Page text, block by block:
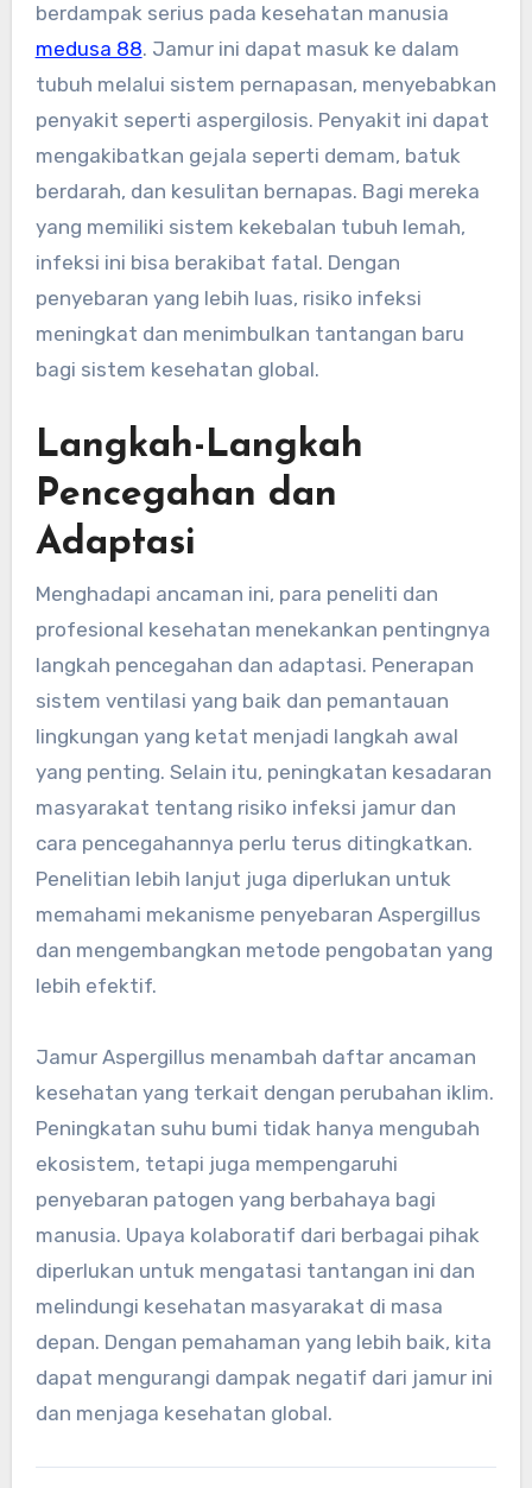
berdampak serius pada kesehatan manusia
medusa 88. Jamur ini dapat masuk ke dalam
tubuh melalui sistem pernapasan, menyebabkan
penyakit seperti aspergilosis. Penyakit ini dapat
mengakibatkan gejala seperti demam, batuk
berdarah, dan kesulitan bernapas. Bagi mereka
yang memiliki sistem kekebalan tubuh lemah,
infeksi ini bisa berakibat fatal. Dengan
penyebaran yang lebih luas, risiko infeksi
meningkat dan menimbulkan tantangan baru
bagi sistem kesehatan global.
Langkah-Langkah
Pencegahan dan
Adaptasi
Menghadapi ancaman ini, para peneliti dan
profesional kesehatan menekankan pentingnya
langkah pencegahan dan adaptasi. Penerapan
sistem ventilasi yang baik dan pemantauan
lingkungan yang ketat menjadi langkah awal
yang penting. Selain itu, peningkatan kesadaran
masyarakat tentang risiko infeksi jamur dan
cara pencegahannya perlu terus ditingkatkan.
Penelitian lebih lanjut juga diperlukan untuk
memahami mekanisme penyebaran Aspergillus
dan mengembangkan metode pengobatan yang
lebih efektif.
Jamur Aspergillus menambah daftar ancaman
kesehatan yang terkait dengan perubahan iklim.
Peningkatan suhu bumi tidak hanya mengubah
ekosistem, tetapi juga mempengaruhi
penyebaran patogen yang berbahaya bagi
manusia. Upaya kolaboratif dari berbagai pihak
diperlukan untuk mengatasi tantangan ini dan
melindungi kesehatan masyarakat di masa
depan. Dengan pemahaman yang lebih baik, kita
dapat mengurangi dampak negatif dari jamur ini
dan menjaga kesehatan global.